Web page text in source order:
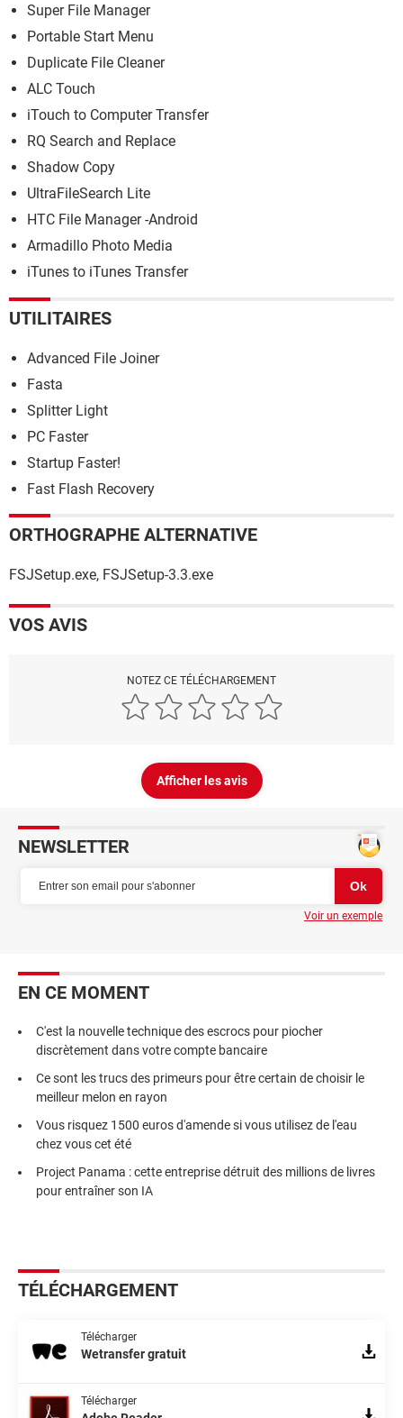
Super File Manager
Portable Start Menu
Duplicate File Cleaner
ALC Touch
iTouch to Computer Transfer
RQ Search and Replace
Shadow Copy
UltraFileSearch Lite
HTC File Manager -Android
Armadillo Photo Media
iTunes to iTunes Transfer
UTILITAIRES
Advanced File Joiner
Fasta
Splitter Light
PC Faster
Startup Faster!
Fast Flash Recovery
ORTHOGRAPHE ALTERNATIVE
FSJSetup.exe, FSJSetup-3.3.exe
VOS AVIS
NOTEZ CE TÉLÉCHARGEMENT
Afficher les avis
NEWSLETTER
Voir un exemple
EN CE MOMENT
C'est la nouvelle technique des escrocs pour piocher
discrètement dans votre compte bancaire
Ce sont les trucs des primeurs pour être certain de choisir le
meilleur melon en rayon
Vous risquez 1500 euros d'amende si vous utilisez de l'eau
chez vous cet été
Project Panama : cette entreprise détruit des millions de livres
pour entraîner son IA
TÉLÉCHARGEMENT
Télécharger
Wetransfer gratuit
Télécharger